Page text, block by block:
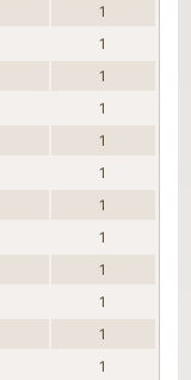
1
1
1
1
1
1
1
1
1
1
1
1